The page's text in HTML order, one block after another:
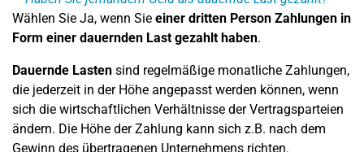
Wählen Sie Ja, wenn Sie einer dritten Person Zahlungen in
Form einer dauernden Last gezahlt haben.
Dauernde Lasten sind regelmäßige monatliche Zahlungen,
die jederzeit in der Höhe angepasst werden können, wenn
sich die wirtschaftlichen Verhältnisse der Vertragsparteien
ändern. Die Höhe der Zahlung kann sich z.B. nach dem
Gewinn des übertragenen Unternehmens richten.